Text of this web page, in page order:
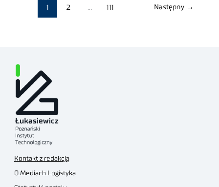
1 2 … 111 Następny →
Kontakt z redakcją
O Mediach Logistyka